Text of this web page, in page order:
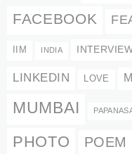
FACEBOOK
IIM INDIA
LINKEDIN LOVE
MUMBAI
PHOTO POEM